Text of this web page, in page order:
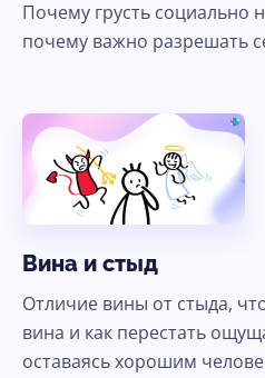
Почему грусть социально
почему важно разрешать
Вина и стыд
Отличие вины от стыда,
вина и как перестать
оставаясь хорошим
Ясно,